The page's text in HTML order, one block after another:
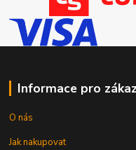
Informace pro
O nás
Jak nakupovat